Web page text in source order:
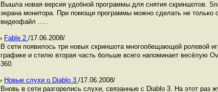
Вышла новая версия удобной программы для снятия скриншотов.
экрана монитора. При помощи программы можно сделать не только
видеофайл .....
Fable 2 /17.06.2008/
В сети появилось три новых скриншота многообещающей ролевой
графике и стилю вторая часть больше всего напоминает весёлую
360.
Новые слухи о Diablo 3 /17.06.2008/
Вновь в сети разгорелись слухи, связанные с Diablo 3. На этот